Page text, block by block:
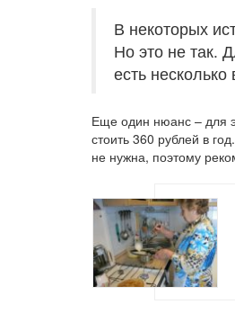
В некоторых
Но это не так.
есть
Еще один нюанс – для
стоить 360 рублей в
не нужна, поэтому